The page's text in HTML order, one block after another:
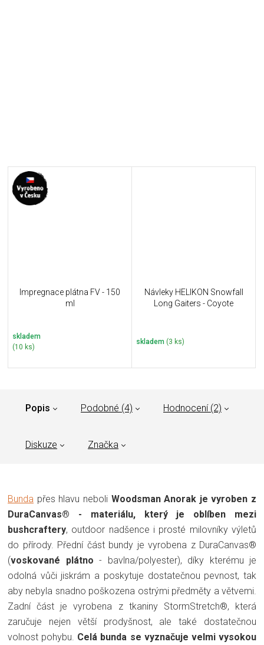
Impregnace plátna FV - 150
ml
skladem
(10 ks)
Návleky HELIKON Snowfall
Long Gaiters - Coyote
skladem (3 ks)
Popis Podobné (4) Hodnocení (2)
Diskuze Značka
Bunda přes hlavu neboliWoodsman Anorak je vyroben z
DuraCanvas® - materiálu, který je oblíben mezi
bushcraftery, outdoor nadšence i prosté milovníky výletů
do přírody. Přední část bundy je vyrobena z DuraCanvas®
(voskované plátno - bavlna/polyester), díky kterému je
odolná vůči jiskrám a poskytuje dostatečnou pevnost, tak
aby nebyla snadno poškozena ostrými předměty a větvemi.
Zadní část je vyrobena z tkaniny StormStretch®, která
zaručuje nejen větší prodyšnost, ale také dostatečnou
volnost pohybu. Celá bunda se vyznačuje velmi vysokou